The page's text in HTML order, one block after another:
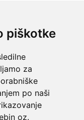
piškotke
za
po naši
oz.
- za izdelovalce in
mesto o državni
podjetja in
podatkov